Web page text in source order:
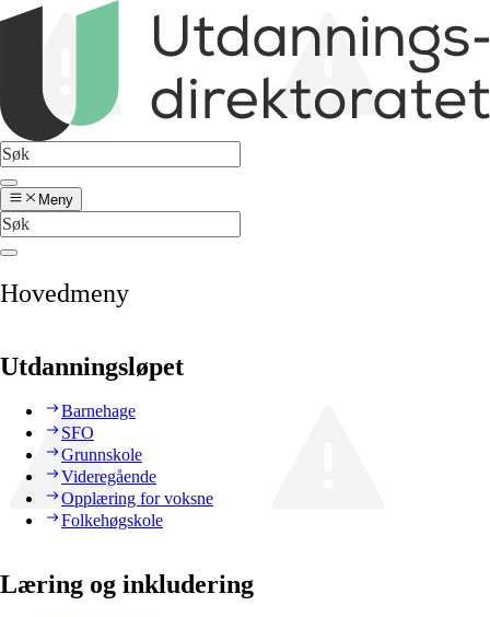
Meny
Hovedmeny
Utdanningsløpet
Barnehage
SFO
Grunnskole
Videregående
Opplæring for voksne
Folkehøgskole
Læring og inkludering